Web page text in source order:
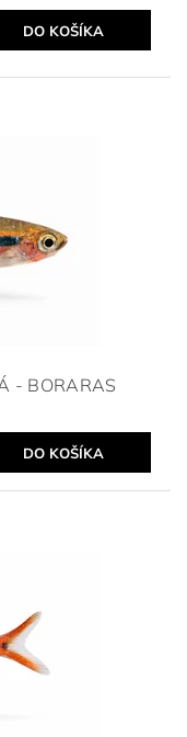
- BORARAS